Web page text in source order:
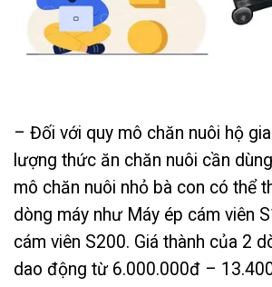
– Đối với quy mô chăn nuôi hộ
lượng thức ăn chăn nuôi cần
mô chăn nuôi nhỏ bà con có thể
dòng máy như Máy ép cám viên
cám viên S200. Giá thành của 2
dao động từ 6.000.000đ –